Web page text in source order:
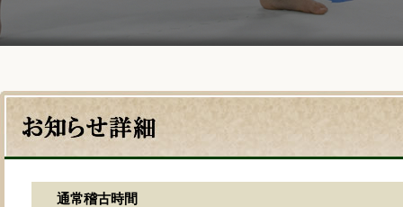
通常稽古時間